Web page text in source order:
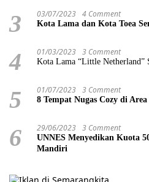
3 03/07/2023 4 Comment
Kota Lama dan Kota Toea
4 01/03/2023 3 Comment
Kota Lama “Little Netherland”
5 01/07/2023 3 Comment
8 Tempat Nugas Cozy di
6 29/06/2023 3 Comment
UNNES Menyedikan Kuota
Mandiri